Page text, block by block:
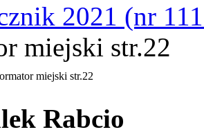
2021 (nr
miejski str.22
miejski str.22
Rabcio